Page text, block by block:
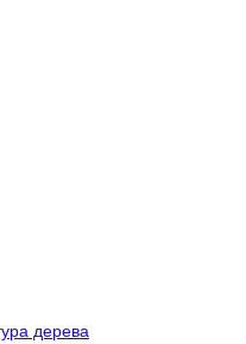
дерева